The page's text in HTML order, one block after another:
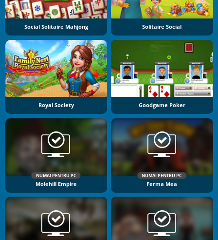
Social Solitaire Mahjong Solitaire Social
Royal Society Goodgame Poker
NUMAI PENTRU PC
Molehill Empire
NUMAI PENTRU PC
Ferma Mea